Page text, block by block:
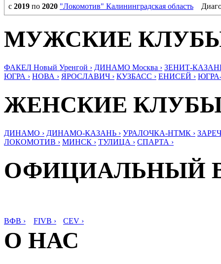
с 2019 по 2020 "Локомотив" Калининградская область
МУЖСКИЕ
ФАКЕЛ Новый Уренгой › ДИНАМО Москва › ЗЕНИТ-
ЮГРА › НОВА › ЯРОСЛАВИЧ › КУЗБАСС › ЕНИСЕЙ ›
ЖЕНСКИЕ
ДИНАМО › ДИНАМО-КАЗАНЬ › УРАЛОЧКА-НТМК ›
ЛОКОМОТИВ › МИНСК › ТУЛИЦА › СПАРТА ›
ОФИЦИАЛЬНЫЙ
ВФВ › FIVB › CEV ›
О НАС